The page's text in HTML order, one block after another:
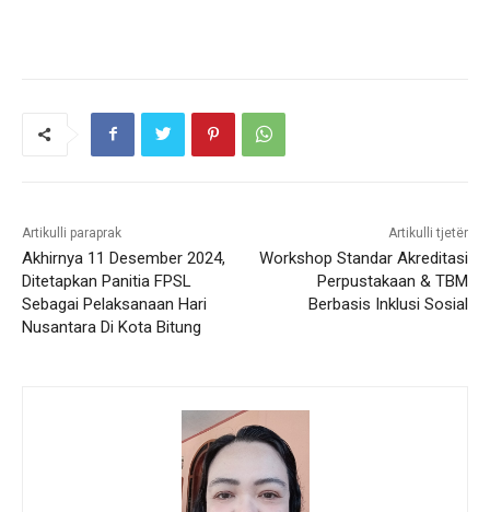
Artikulli paraprak
Akhirnya 11 Desember 2024,
Ditetapkan Panitia FPSL
Sebagai Pelaksanaan Hari
Nusantara Di Kota Bitung
Artikulli tjetër
Workshop Standar Akreditasi
Perpustakaan & TBM
Berbasis Inklusi Sosial